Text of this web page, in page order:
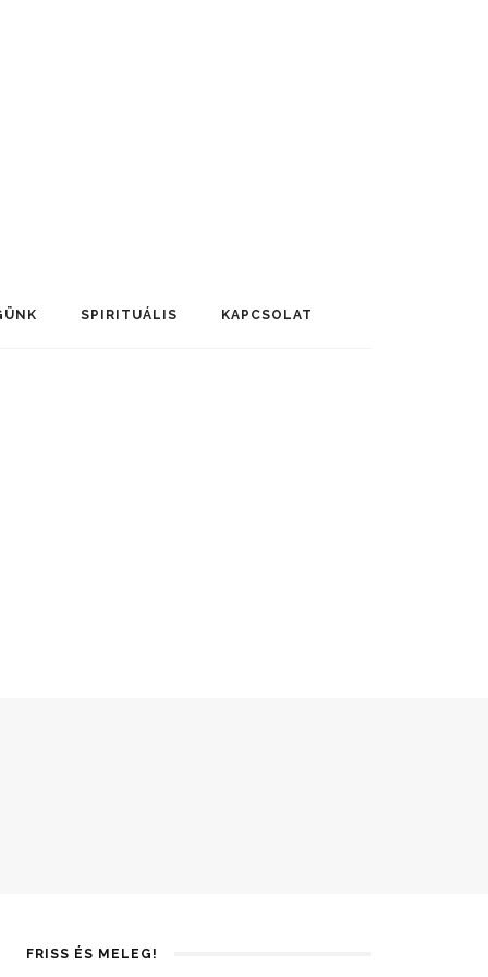
SPIRITUÁLIS KAPCSOLAT
FRISS ÉS MELEG!